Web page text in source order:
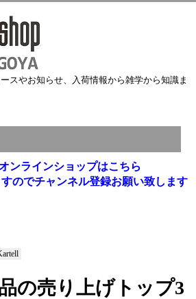
スやお知らせ、入荷情報から雑学から知識ま
ンラインショップはこちら
のでチャンネル登録お願い致します
の売り上げトップ3